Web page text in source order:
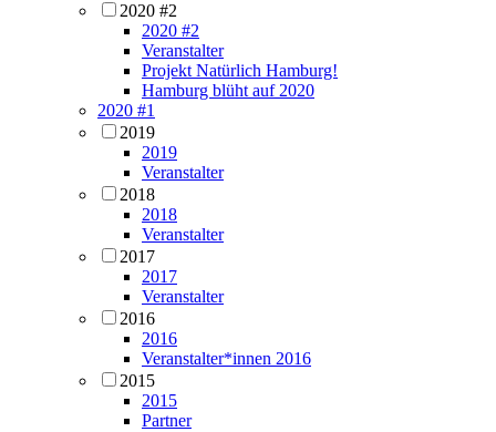
2020 #2
2020 #2
Veranstalter
Projekt Natürlich Hamburg!
Hamburg blüht auf 2020
2020 #1
2019
2019
Veranstalter
2018
2018
Veranstalter
2017
2017
Veranstalter
2016
2016
Veranstalter*innen 2016
2015
2015
Partner